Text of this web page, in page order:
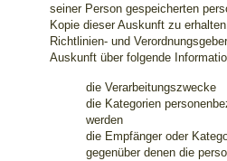
seiner Person gespeicherten
Kopie dieser Auskunft zu
Richtlinien- und
Auskunft über folgende
die Verarbeitungszwecke
die Kategorien
werden
die Empfänger oder
gegenüber denen die